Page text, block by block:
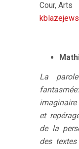
Cour, Arts
La
et
de la
des